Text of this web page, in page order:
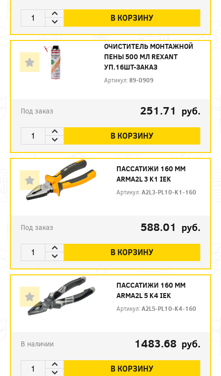
В КОРЗИНУ
ОЧИСТИТЕЛЬ МОНТАЖНОЙ
ПЕНЫ 500 МЛ REXANT
УП.16ШТ-ЗАКАЗ
Артикул:89-0909
Под заказ 251.71 руб.
В КОРЗИНУ
ПАССАТИЖИ 160 ММ
ARMA2L 3 K1 IEK
Артикул:A2L3-PL10-K1-160
Под заказ 588.01 руб.
В КОРЗИНУ
ПАССАТИЖИ 160 ММ
ARMA2L 5 K4 IEK
Артикул:A2L5-PL10-K4-160
В наличии 1483.68 руб.
В КОРЗИНУ